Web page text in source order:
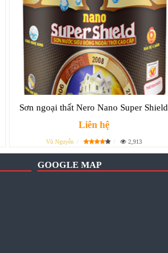
Sơn ngoại thất Nero Nano Super Shield
Liên hệ
Vũ Nguyễn 2,913
GOOGLE MAP